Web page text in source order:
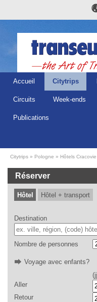
Accueil Citytrips
Circuits Week-ends
Publications
Citytrips Pologne Hôtels Cracovie
Réserver
Hôtel Hôtel + transport
Destination
Nombre de personnes
Voyage avec enfants?
Aller
Retour